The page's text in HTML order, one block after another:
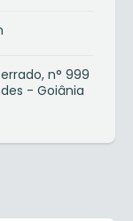
n° 999
- Goiânia